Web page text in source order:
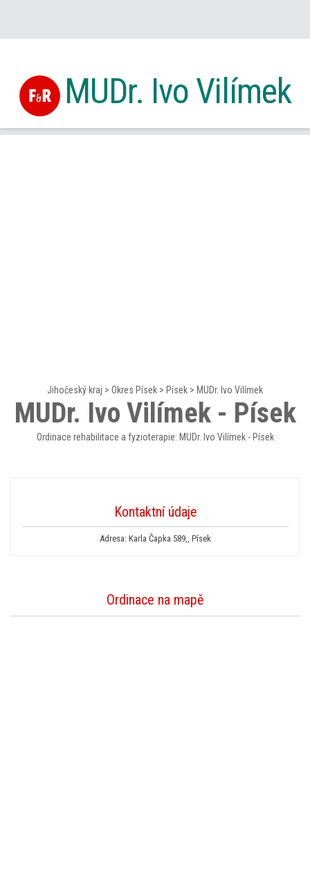
MUDr. Ivo Vilímek
Jihočeský kraj > Okres Písek > Písek > MUDr. Ivo Vilímek
MUDr. Ivo Vilímek - Písek
Ordinace rehabilitace a fyzioterapie: MUDr. Ivo Vilímek - Písek
Kontaktní údaje
Adresa: Karla Čapka 589,, Písek
Ordinace na mapě